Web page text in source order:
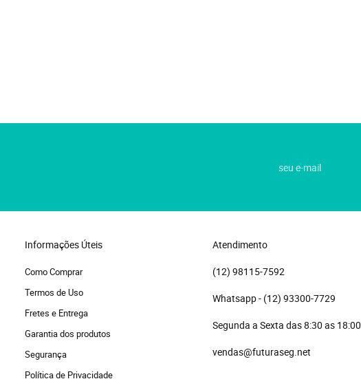
Informações Úteis
Como Comprar
Termos de Uso
Fretes e Entrega
Garantia dos produtos
Segurança
Política de Privacidade
Atendimento
(12) 98115-7592
(12) 93300-7729
Segunda a Sexta das 8:30 as 18:00
vendas@futuraseg.net